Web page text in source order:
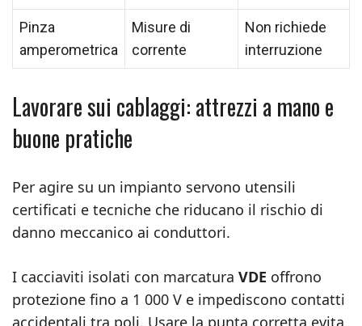
Pinza
amperometrica
Misure di
corrente
Non richiede
interruzione
Lavorare sui cablaggi: attrezzi a mano e
buone pratiche
Per agire su un impianto servono utensili
certificati e tecniche che riducano il rischio di
danno meccanico ai conduttori.
I cacciaviti isolati con marcatura VDE offrono
protezione fino a 1 000 V e impediscono contatti
accidentali tra poli. Usare la punta corretta evita